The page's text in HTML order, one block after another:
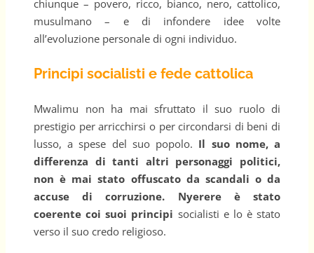
chiunque – povero, ricco, bianco, nero, cattolico,
musulmano – e di infondere idee volte
all’evoluzione personale di ogni individuo.
Principi socialisti e fede cattolica
Mwalimu non ha mai sfruttato il suo ruolo di
prestigio per arricchirsi o per circondarsi di beni di
lusso, a spese del suo popolo. Il suo nome, a
differenza di tanti altri personaggi politici,
non è mai stato offuscato da scandali o da
accuse di corruzione. Nyerere è stato
coerente coi suoi principi socialisti e lo è stato
verso il suo credo religioso.